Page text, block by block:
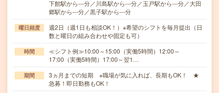
下館駅から---分／川島駅から---分／玉戸駅から---分／大田
郷駅から---分／黒子駅から---分
曜日頻度
週2日（週1日も相談OK！）※希望のシフトを毎月提出（日
数と曜日の組み合わせや固定も可）
時間
≪シフト例≫10:00～15:00（実働5時間）12:00～
17:00（実働5時間）17:00～翌1…
期間
3ヵ月までの短期 ※職場が気に入れば、長期もOK！ ★
急募！即日勤務もOK！